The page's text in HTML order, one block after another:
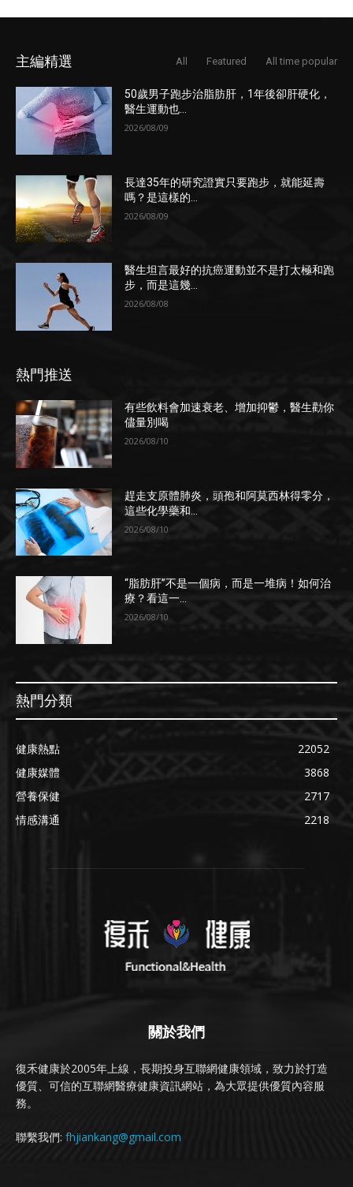
主編精選 All Featured All time popular
50歲男子跑步治脂肪肝，1年後卻肝硬化，
醫生運動也...
2026/08/09
長達35年的研究證實只要跑步，就能延壽
嗎？是這樣的...
2026/08/09
醫生坦言最好的抗癌運動並不是打太極和跑
步，而是這幾...
2026/08/08
熱門推送
有些飲料會加速衰老、增加抑鬱，醫生勸你
儘量別喝
2026/08/10
趕走支原體肺炎，頭孢和阿莫西林得零分，
這些化學藥和...
2026/08/10
“脂肪肝”不是一個病，而是一堆病！如何治
療？看這一...
2026/08/10
熱門分類
健康熱點
22052
健康媒體
3868
營養保健
2717
情感溝通
2218
關於我們
復禾健康於2005年上線，長期投身互聯網健康領域，致力於打造
優質、可信的互聯網醫療健康資訊網站，為大眾提供優質內容服
務。
聯繫我們: fhjiankang@gmail.com